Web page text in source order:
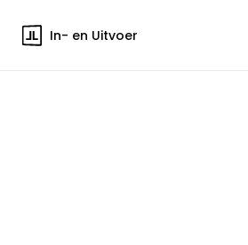
In- en Uitvoer